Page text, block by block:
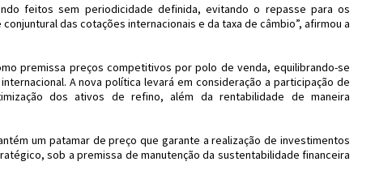
feitos sem periodicidade definida, evitando o repasse para os
das cotações internacionais e da taxa de câmbio”, afirmou a
premissa preços competitivos por polo de venda, equilibrando-se
A nova política levará em consideração a participação de
dos ativos de refino, além da rentabilidade de maneira
um patamar de preço que garante a realização de investimentos
sob a premissa de manutenção da sustentabilidade financeira